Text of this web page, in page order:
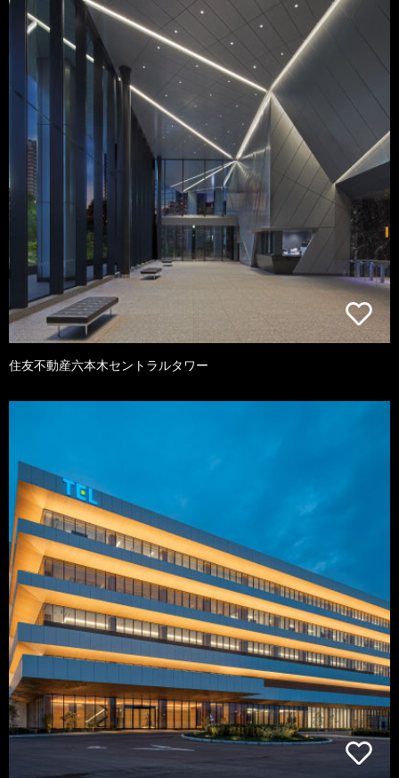
住友不動産六本木セントラルタワー